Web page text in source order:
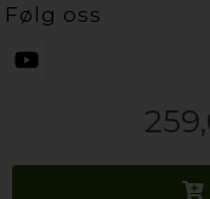
Følg oss